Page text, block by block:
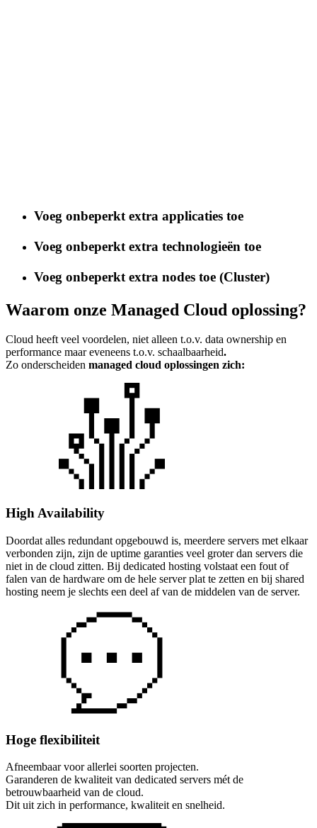
Voeg onbeperkt extra applicaties toe
Voeg onbeperkt extra technologieën toe
Voeg onbeperkt extra nodes toe (Cluster)
Waarom onze Managed Cloud oplossing?
Cloud heeft veel voordelen, niet alleen t.o.v. data ownership en
performance maar eveneens t.o.v. schaalbaarheid.
Zo onderscheiden managed cloud oplossingen zich:
High Availability
Doordat alles redundant opgebouwd is, meerdere servers met elkaar
verbonden zijn, zijn de uptime garanties veel groter dan servers die
niet in de cloud zitten. Bij dedicated hosting volstaat een fout of
falen van de hardware om de hele server plat te zetten en bij shared
hosting neem je slechts een deel af van de middelen van de server.
Hoge flexibiliteit
Afneembaar voor allerlei soorten projecten.
Garanderen de kwaliteit van dedicated servers mét de
betrouwbaarheid van de cloud.
Dit uit zich in performance, kwaliteit en snelheid.